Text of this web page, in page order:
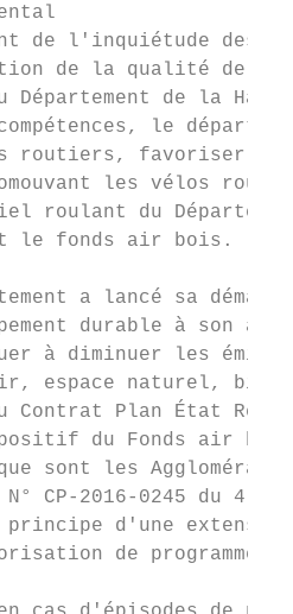
de l'inquiétude des
de la qualité de
Département de la
le
favoriser
les vélos
roulant du
le fonds air bois.
a lancé sa
durable à son
à diminuer les
espace naturel,
Contrat Plan État
du Fonds air
sont les
CP-2016-0245 du 4
principe d'une
de programme